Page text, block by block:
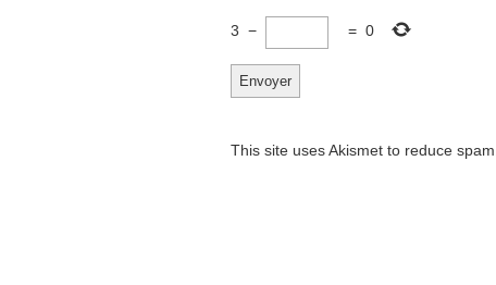
3 − = 0
This site uses Akismet to reduce spam.